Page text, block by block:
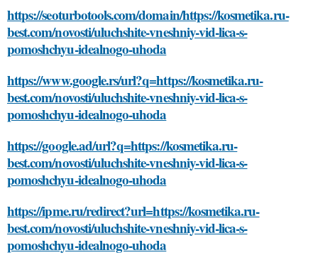
https://seoturbotools.com/domain/https://kosmetika.ru-
best.com/novosti/uluchshite-vneshniy-vid-lica-s-
pomoshchyu-idealnogo-uhoda
https://www.google.rs/url?q=https://kosmetika.ru-
best.com/novosti/uluchshite-vneshniy-vid-lica-s-
pomoshchyu-idealnogo-uhoda
https://google.ad/url?q=https://kosmetika.ru-
best.com/novosti/uluchshite-vneshniy-vid-lica-s-
pomoshchyu-idealnogo-uhoda
https://ipme.ru/redirect?url=https://kosmetika.ru-
best.com/novosti/uluchshite-vneshniy-vid-lica-s-
pomoshchyu-idealnogo-uhoda